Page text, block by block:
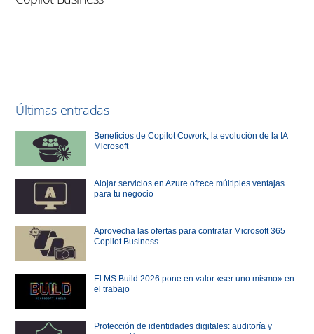
Últimas entradas
Beneficios de Copilot Cowork, la evolución de la IA
Microsoft
Alojar servicios en Azure ofrece múltiples ventajas
para tu negocio
Aprovecha las ofertas para contratar Microsoft 365
Copilot Business
El MS Build 2026 pone en valor «ser uno mismo» en
el trabajo
Protección de identidades digitales: auditoría y